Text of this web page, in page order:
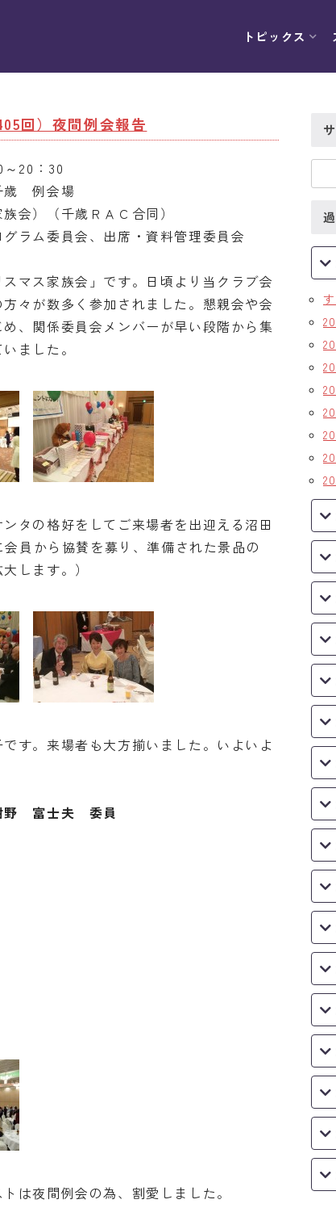
トピックス
回）夜間例会報告
20：30
歳 例会場
会）（千歳ＲＡＣ合同）
ラム委員会、出席・資料管理委員会
マス家族会」です。日頃より当クラブ会
々が数多く参加されました。懇親会や会
、関係委員会メンバーが早い段階から集
ました。
タの格好をしてご来場者を出迎える沼田
員から協賛を募り、準備された景品の
します。）
す。来場者も大方揃いました。いよいよ
野 富士夫 委員
は夜間例会の為、割愛しました。